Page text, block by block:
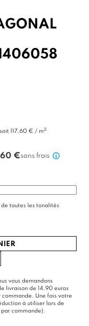
soit 117,60 € / m2
€sans frais
de toutes les tonalités
vous demandons
livraison de 14,90 euros
Une fois votre
à utiliser lors de
commande).